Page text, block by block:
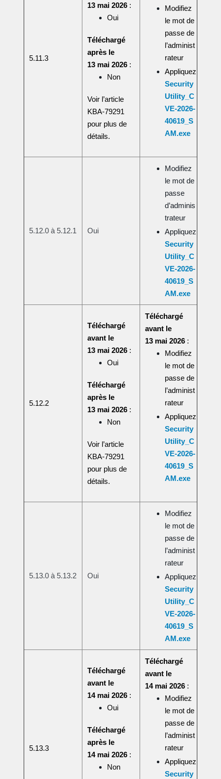
5.11.3
13 mai 2026 :
Oui
Téléchargé
après le
13 mai 2026 :
Non
Voir l’article
KBA-79291
pour plus de
détails.
Modifiez
le mot de
passe de
l’administ
rateur
Appliquez
Security
Utility_C
VE-2026-
40619_S
AM.exe
5.12.0 à 5.12.1 Oui
Modifiez
le mot de
passe
d’adminis
trateur
Appliquez
Security
Utility_C
VE-2026-
40619_S
AM.exe
5.12.2
Téléchargé
avant le
13 mai 2026 :
Oui
Téléchargé
après le
13 mai 2026 :
Non
Voir l’article
KBA-79291
pour plus de
détails.
Téléchargé
avant le
13 mai 2026 :
Modifiez
le mot de
passe de
l’administ
rateur
Appliquez
Security
Utility_C
VE-2026-
40619_S
AM.exe
5.13.0 à 5.13.2 Oui
Modifiez
le mot de
passe de
l’administ
rateur
Appliquez
Security
Utility_C
VE-2026-
40619_S
AM.exe
5.13.3
Téléchargé
avant le
14 mai 2026 :
Oui
Téléchargé
après le
14 mai 2026 :
Non
Téléchargé
avant le
14 mai 2026 :
Modifiez
le mot de
passe de
l’administ
rateur
Appliquez
Security